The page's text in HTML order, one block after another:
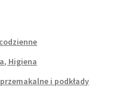
Higiena
i podkłady